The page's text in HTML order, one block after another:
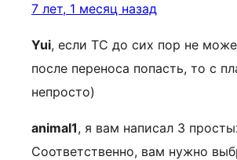
7 лет, 1 месяц назад
Yui, если ТС до сих пор не
после переноса попасть, то с
непросто)
animal1, я вам написал 3
Соответственно, вам нужно